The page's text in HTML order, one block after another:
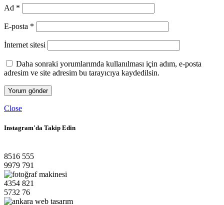
Ad *
E-posta *
İnternet sitesi
Daha sonraki yorumlarımda kullanılması için adım, e-posta
adresim ve site adresim bu tarayıcıya kaydedilsin.
Close
Instagram'da Takip Edin
8516 555
9979 791
4354 821
5732 76